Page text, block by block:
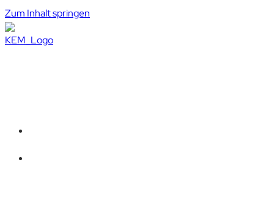
Zum Inhalt springen